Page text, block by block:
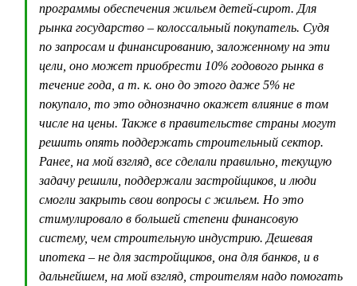
программы обеспечения жильем детей-сирот. Для
рынка государство – колоссальный покупатель. Судя
по запросам и финансированию, заложенному на эти
цели, оно может приобрести 10% годового рынка в
течение года, а т. к. оно до этого даже 5% не
покупало, то это однозначно окажет влияние в том
числе на цены. Также в правительстве страны могут
решить опять поддержать строительный сектор.
Ранее, на мой взгляд, все сделали правильно, текущую
задачу решили, поддержали застройщиков, и люди
смогли закрыть свои вопросы с жильем. Но это
стимулировало в большей степени финансовую
систему, чем строительную индустрию. Дешевая
ипотека – не для застройщиков, она для банков, и в
дальнейшем, на мой взгляд, строителям надо помогать